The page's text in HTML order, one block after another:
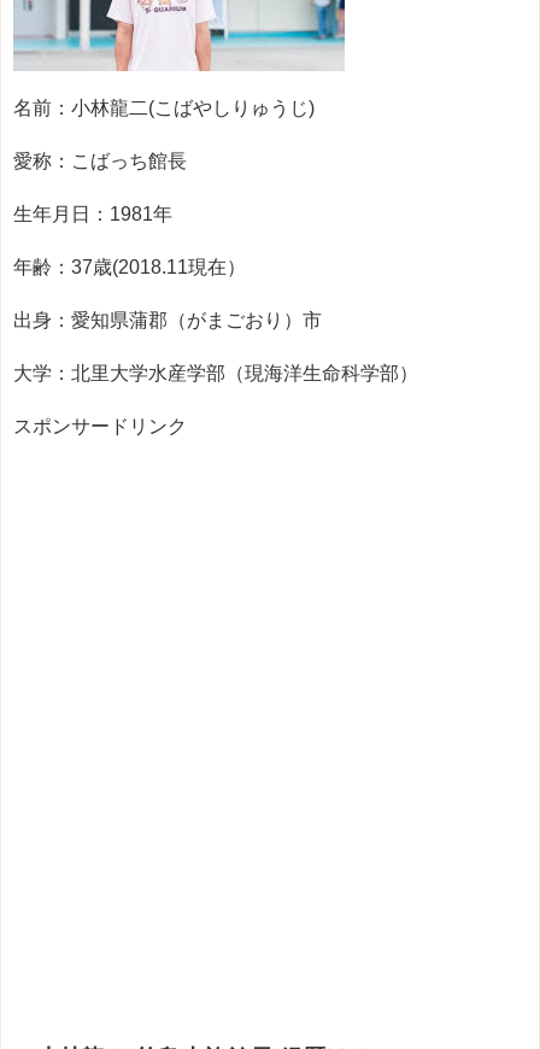
名前：小林龍二(こばやしりゅうじ)
愛称：こばっち館長
生年月日：1981年
年齢：37歳(2018.11現在）
出身：愛知県蒲郡（がまごおり）市
大学：北里大学水産学部（現海洋生命科学部）
スポンサードリンク